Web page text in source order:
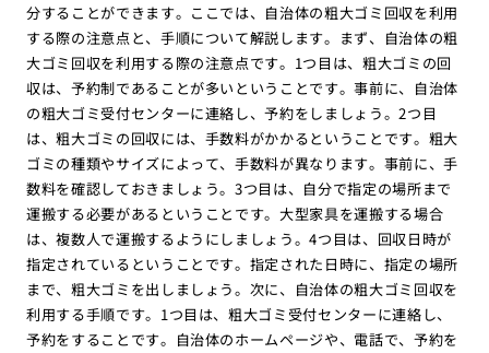
分することができます。ここでは、自治体の粗大ゴミ回収を利用
する際の注意点と、手順について解説します。まず、自治体の粗
大ゴミ回収を利用する際の注意点です。1つ目は、粗大ゴミの回
収は、予約制であることが多いということです。事前に、自治体
の粗大ゴミ受付センターに連絡し、予約をしましょう。2つ目
は、粗大ゴミの回収には、手数料がかかるということです。粗大
ゴミの種類やサイズによって、手数料が異なります。事前に、手
数料を確認しておきましょう。3つ目は、自分で指定の場所まで
運搬する必要があるということです。大型家具を運搬する場合
は、複数人で運搬するようにしましょう。4つ目は、回収日時が
指定されているということです。指定された日時に、指定の場所
まで、粗大ゴミを出しましょう。次に、自治体の粗大ゴミ回収を
利用する手順です。1つ目は、粗大ゴミ受付センターに連絡し、
予約をすることです。自治体のホームページや、電話で、予約を